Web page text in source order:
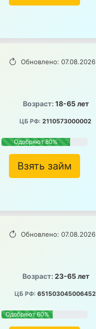
Обновлено: 07.08.2026
Возраст: 18-65 лет
ЦБ РФ: 2110573000002
Одобряют 80%
Взять займ
Обновлено: 07.08.2026
Возраст: 23-65 лет
ЦБ РФ: 651503045006452
Одобряют 60%